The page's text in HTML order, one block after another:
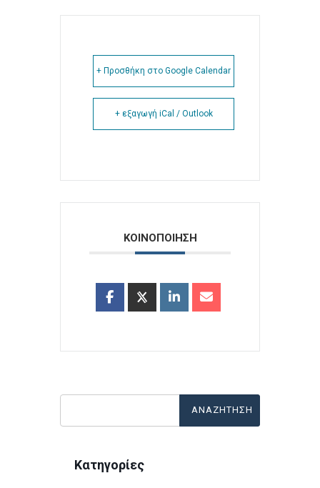
+ Προσθήκη στο Google Calendar
+ εξαγωγή iCal / Outlook
ΚΟΙΝΟΠΟΙΗΣΗ
Κατηγορίες